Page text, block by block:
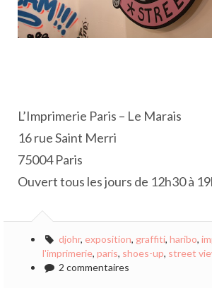
L’Imprimerie Paris – Le Marais
16 rue Saint Merri
75004 Paris
Ouvert tous les jours de 12h30 à
djohr, exposition, graffiti, haribo,
l'imprimerie, paris, shoes-up, street
2 commentaires